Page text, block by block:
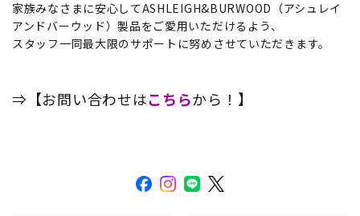
家族みなさまに安心してASHLEIGH&BURWOOD（アシュレイ
アンドバーウッド）製品をご愛用いただけるよう、
スタッフ一同最大限のサポートに努めさせていただきます。
⇒【お問い合わせはこちらから！】